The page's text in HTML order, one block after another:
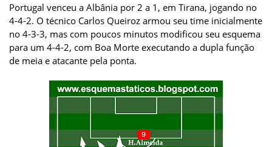
Portugal venceu a Albânia por 2 a 1, em Tirana, jogando no
4-4-2. O técnico Carlos Queiroz armou seu time inicialmente
no 4-3-3, mas com poucos minutos modificou seu esquema
para um 4-4-2, com Boa Morte executando a dupla função
de meia e atacante pela ponta.